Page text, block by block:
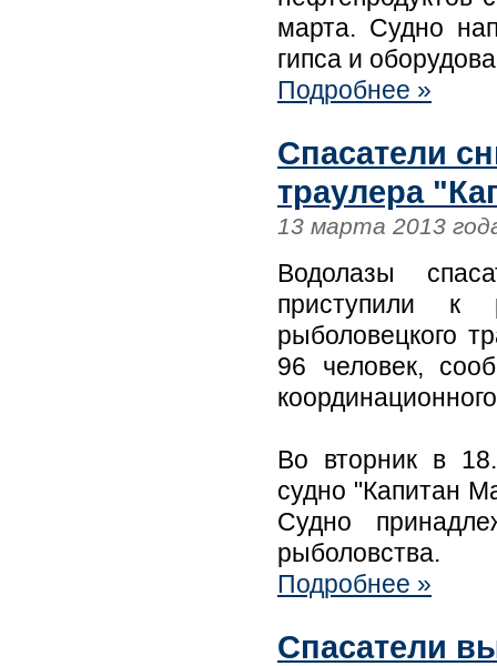
марта. Судно
гипса и
Подробнее »
Спасатели
траулера
13 марта 2013
Водолазы
приступили к
рыболовецкого
96 человек,
Во вторник в
судно "Капитан
Судно
рыболовства.
Подробнее »
Спасатели